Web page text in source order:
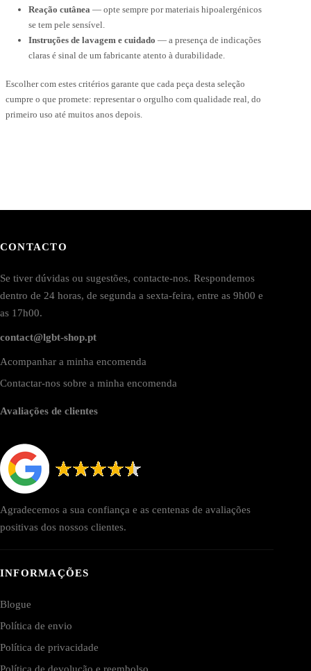
Reação cutânea — opte sempre por materiais hipoalergénicos
se tem pele sensível.
Instruções de lavagem e cuidado — a presença de indicações
claras é sinal de um fabricante atento à durabilidade.
Escolher com estes critérios garante que cada peça desta seleção
cumpre o que promete: representar o orgulho com qualidade real, do
primeiro uso até muitos anos depois.
CONTACTO
Se tiver dúvidas ou sugestões, contacte-nos. Respondemos
dentro de 24 horas, de segunda a sexta-feira, entre as 9h00 e
as 17h00.
contact@lgbt-shop.pt
Acompanhar a minha encomenda
Contactar-nos sobre a minha encomenda
Avaliações de clientes
Agradecemos a sua confiança e as centenas de avaliações
positivas dos nossos clientes.
INFORMAÇÕES
Blogue
Política de envio
Política de privacidade
Política de devolução e reembolso